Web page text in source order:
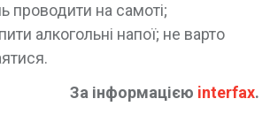
проводити на самоті;
алкогольні напої; не варто
За інформацією interfax.